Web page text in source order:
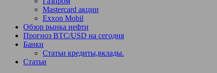
Mastercard акции
Exxon Mobil
Обзор рынка нефти
Прогноз BTC/USD на сегодня
Банки
Статьи кредиты,вклады.
Статьи